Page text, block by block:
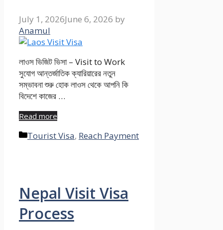
July 1, 2026June 6, 2026 by
Anamul
লাওস ভিজিট ভিসা – Visit to Work
সুযোগ আন্তর্জাতিক ক্যারিয়ারের নতুন
সম্ভাবনা শুরু হোক লাওস থেকে আপনি কি
বিদেশে কাজের …
Read more
Categories
Tourist Visa, Reach Payment
Nepal Visit Visa
Process